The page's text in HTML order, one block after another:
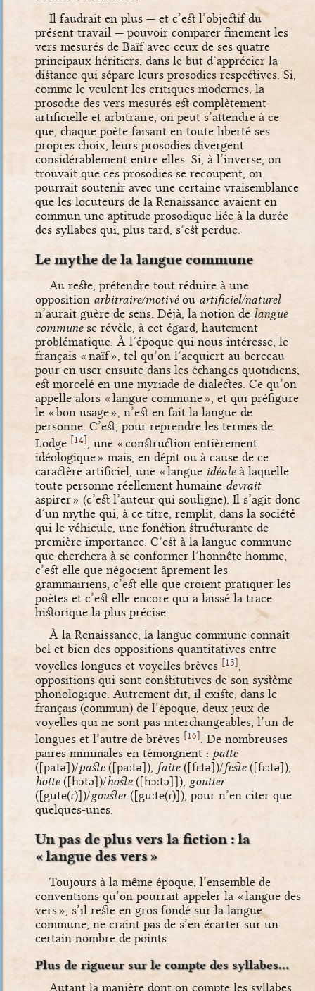
Il faudrait en plus — et c’est l’objectif du
présent travail — pouvoir comparer finement les
vers mesurés de Baïf avec ceux de ses quatre
principaux héritiers, dans le but d’apprécier la
distance qui sépare leurs prosodies respectives. Si,
comme le veulent les critiques modernes, la
prosodie des vers mesurés est complètement
artificielle et arbitraire, on peut s’attendre à ce
que, chaque poète faisant en toute liberté ses
propres choix, leurs prosodies divergent
considérablement entre elles. Si, à l’inverse, on
trouvait que ces prosodies se recoupent, on
pourrait soutenir avec une certaine vraisemblance
que les locuteurs de la Renaissance avaient en
commun une aptitude prosodique liée à la durée
des syllabes qui, plus tard, s’est perdue.
Le mythe de la langue commune
Au reste, prétendre tout réduire à une
opposition arbitraire/motivéou artificiel/naturel
n’aurait guère de sens. Déjà, la notion de langue
communese révèle, à cet égard, hautement
problématique. À l’époque qui nous intéresse, le
français « naïf », tel qu’on l’acquiert au berceau
pour en user ensuite dans les échanges quotidiens,
est morcelé en une myriade de dialectes. Ce qu’on
appelle alors « langue commune », et qui préfigure
le « bon usage », n’est en fait la langue de
personne. C’est, pour reprendre les termes de
Lodge [14], une « construction entièrement
idéologique » mais, en dépit ou à cause de ce
caractère artificiel, une « langue idéaleà laquelle
toute personne réellement humaine devrait
aspirer » (c’est l’auteur qui souligne). Il s’agit donc
d’un mythe qui, à ce titre, remplit, dans la société
qui le véhicule, une fonction structurante de
première importance. C’est à la langue commune
que cherchera à se conformer l’honnête homme,
c’est elle que négocient âprement les
grammairiens, c’est elle que croient pratiquer les
poètes et c’est elle encore qui a laissé la trace
historique la plus précise.
À la Renaissance, la langue commune connaît
bel et bien des oppositions quantitatives entre
voyelles longues et voyelles brèves [15]
oppositions qui sont constitutives de son système
phonologique. Autrement dit, il existe, dans le
français (commun) de l’époque, deux jeux de
voyelles qui ne sont pas interchangeables, l’un de
longues et l’autre de brèves [16]
. De nombreuses
paires minimales en témoignent : patte
([patə])/paste([paːtə]), faite([fɛtə])/feste([fɛːtə]),
hotte([hɔtə])/hoste([hɔːtə]]), goutter
([gute(ɾ)])/gouster([guːte(ɾ)]), pour n’en citer que
quelques-unes.
Un pas de plus vers la fiction : la
« langue des vers »
Toujours à la même époque, l’ensemble de
conventions qu’on pourrait appeler la « langue des
vers », s’il reste en gros fondé sur la langue
commune, ne craint pas de s’en écarter sur un
certain nombre de points.
Plus de rigueur sur le compte des syllabes…
Autant la manière dont on compte les syllabes